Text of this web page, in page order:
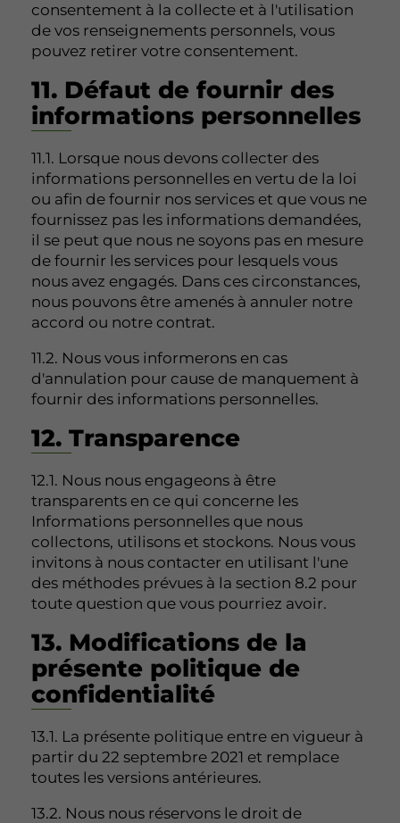
consentement à la collecte et à l'utilisation
de vos renseignements personnels, vous
pouvez retirer votre consentement.
11. Défaut de fournir des
informations personnelles
11.1. Lorsque nous devons collecter des
informations personnelles en vertu de la loi
ou afin de fournir nos services et que vous ne
fournissez pas les informations demandées,
il se peut que nous ne soyons pas en mesure
de fournir les services pour lesquels vous
nous avez engagés. Dans ces circonstances,
nous pouvons être amenés à annuler notre
accord ou notre contrat.
11.2. Nous vous informerons en cas
d'annulation pour cause de manquement à
fournir des informations personnelles.
12. Transparence
12.1. Nous nous engageons à être
transparents en ce qui concerne les
Informations personnelles que nous
collectons, utilisons et stockons. Nous vous
invitons à nous contacter en utilisant l'une
des méthodes prévues à la section 8.2 pour
toute question que vous pourriez avoir.
13. Modifications de la
présente politique de
confidentialité
13.1. La présente politique entre en vigueur à
partir du 22 septembre 2021 et remplace
toutes les versions antérieures.
13.2. Nous nous réservons le droit de